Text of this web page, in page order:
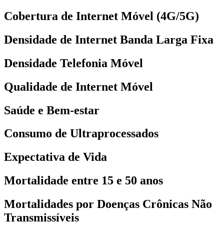
Cobertura de Internet Móvel (4G/5G)
Densidade de Internet Banda Larga Fixa
Densidade Telefonia Móvel
Qualidade de Internet Móvel
Saúde e Bem-estar
Consumo de Ultraprocessados
Expectativa de Vida
Mortalidade entre 15 e 50 anos
Mortalidades por Doenças Crônicas Não
Transmissíveis